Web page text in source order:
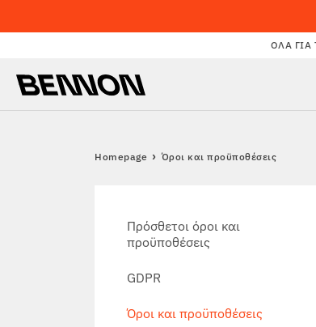
ΌΛΑ ΓΙΑ
Homepage Όροι και προϋποθέσεις
Πρόσθετοι όροι και
προϋποθέσεις
GDPR
Όροι και προϋποθέσεις